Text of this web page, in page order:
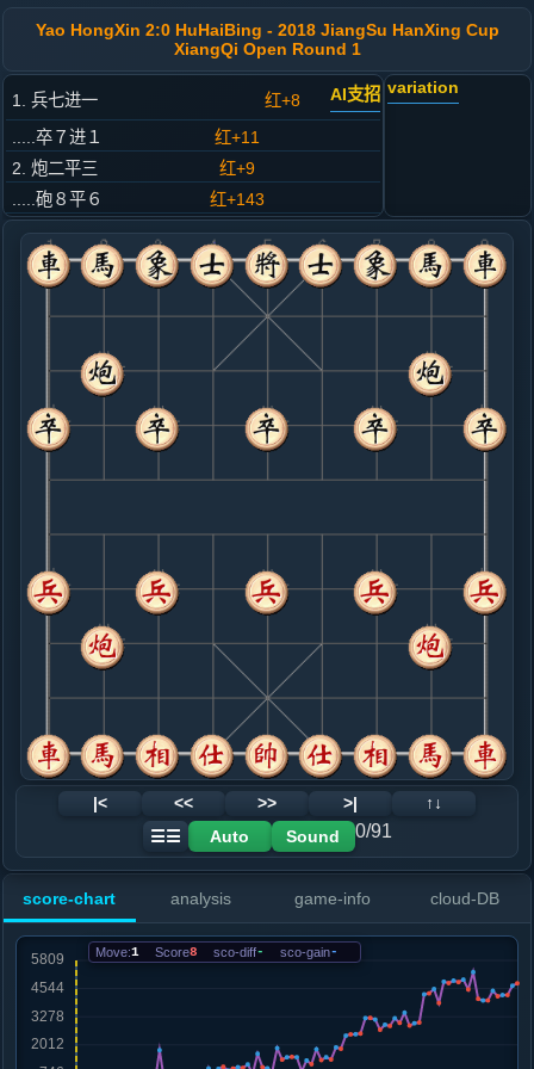
Yao HongXin 2:0 HuHaiBing - 2018 JiangSu HanXing Cup
XiangQi Open Round 1
1. 兵七进一 红+8 AI支招
.....卒７进１
红+11
2. 炮二平三
红+9
.....砲８平６
红+143
3. 兵三进一
红+138
.....象７进５
红+93
4. 兵三进一
红+87
.....象５进７
红+118
5. 炮八平五
红+72
.....象７退５
6. 马二进一
红+109
.....砲６平７
红+686
马８进９
7. 马八进七
红+589
8. 车一平二
红+408
车九平八
.....车１平６
红+343
9. 车九平八
红+270
仕四进五
.....马２进１
10. 仕四进五
红+354
车八进七
.....车６进４
红+364
红+390
.....士６进５
红+419
12. 相七进五
红+214
炮五平九
红+484
卒１进１
13. 炮五平九
红+507
兵九进一
.....砲２平４
红+949
卒３进１
15. 兵九进一
.....砲７退２
16. 车八平六
variation
|< << >> >|
↑↓
☰☰
Auto Sound 0/91
score-chart analysis game-info cloud-DB
Move:1 Score8 sco-diff- sco-gain-